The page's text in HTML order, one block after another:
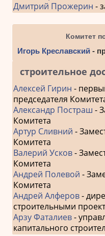
Дмитрий Прожерин -
Комитет
Игорь Креславский -
строительное
Алексей Гирин -
председателя
Александр Постраш -
Комитета
Артур Сливний -
Комитета
Валерий Усков-
Комитета
Андрей Полевой -
Комитета
Андрей Алферов-
строительными
Арзу Фаталиев-
капитального